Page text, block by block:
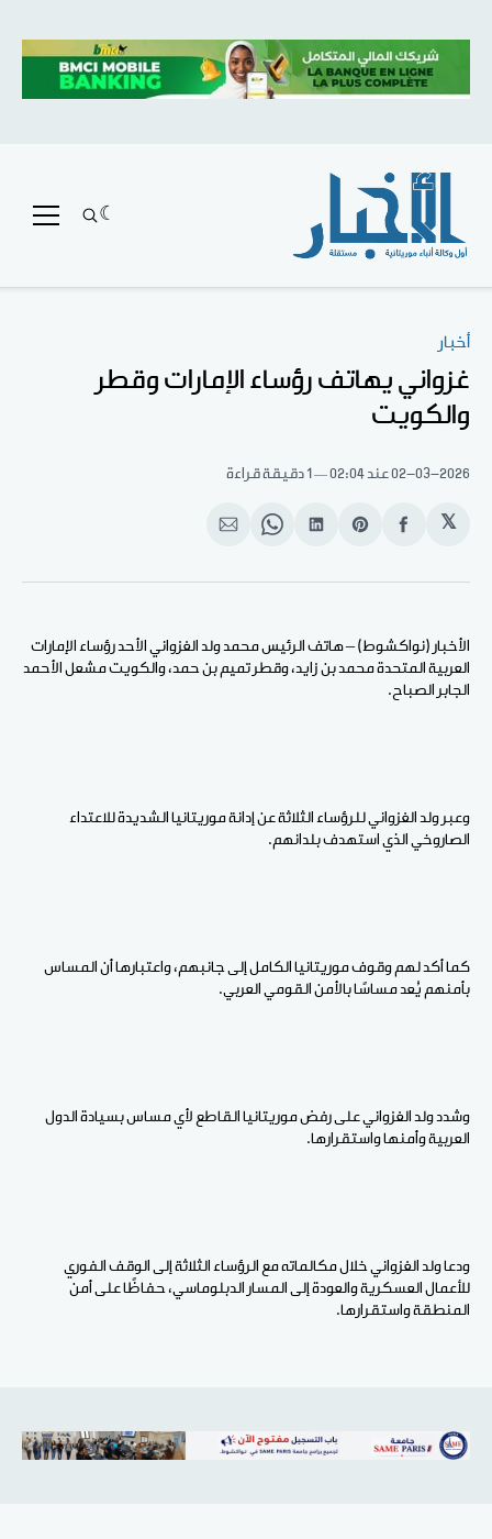
أخبار
غزواني يهاتف رؤساء الإمارات وقطر
والكويت
02-03-2026عند 02:04 1 دقيقة قراءة
𝕏
انشر
الفيسبوك
Share
Pinterest
انشر
لينكد
Share
WhatsApp
انشر
الإيميل
الأخبار (نواكشوط) – هاتف الرئيس محمد ولد الغزواني الأحد رؤساء الإمارات
العربية المتحدة محمد بن زايد، وقطر تميم بن حمد، والكويت مشعل الأحمد
الجابر الصباح.
وعبر ولد الغزواني للرؤساء الثلاثة عن إدانة موريتانيا الشديدة للاعتداء
الصاروخي الذي استهدف بلدانهم.
كما أكد لهم وقوف موريتانيا الكامل إلى جانبهم، واعتبارها أن المساس
بأمنهم يُعد مساسًا بالأمن القومي العربي.
وشدد ولد الغزواني على رفض موريتانيا القاطع لأي مساس بسيادة الدول
العربية وأمنها واستقرارها.
ودعا ولد الغزواني خلال مكالماته مع الرؤساء الثلاثة إلى الوقف الفوري
للأعمال العسكرية والعودة إلى المسار الدبلوماسي، حفاظًا على أمن
المنطقة واستقرارها.